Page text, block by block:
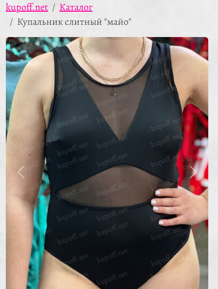
kupoff.net
Каталог
Купальник слитный "майо"